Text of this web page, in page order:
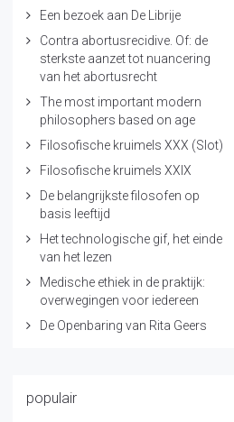
Een bezoek aan De Librije
Contra abortusrecidive. Of: de
sterkste aanzet tot nuancering
van het abortusrecht
The most important modern
philosophers based on age
Filosofische kruimels XXX (Slot)
Filosofische kruimels XXIX
De belangrijkste filosofen op
basis leeftijd
Het technologische gif, het einde
van het lezen
Medische ethiek in de praktijk:
overwegingen voor iedereen
De Openbaring van Rita Geers
populair